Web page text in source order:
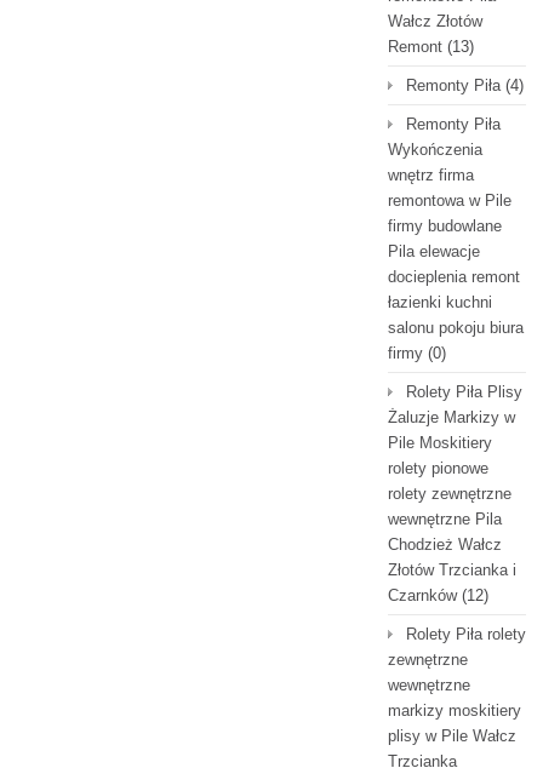
Wałcz Złotów
Remont (13)
Remonty Piła(4)
Remonty Piła
Wykończenia
wnętrz firma
remontowa w Pile
firmy budowlane
Pila elewacje
docieplenia remont
łazienki kuchni
salonu pokoju biura
firmy (0)
Rolety Piła Plisy
Żaluzje Markizy w
Pile Moskitiery
rolety pionowe
rolety zewnętrzne
wewnętrzne Pila
Chodzież Wałcz
Złotów Trzcianka i
Czarnków(12)
Rolety Piła rolety
zewnętrzne
wewnętrzne
markizy moskitiery
plisy w Pile Wałcz
Trzcianka